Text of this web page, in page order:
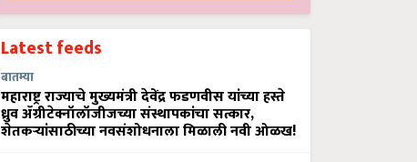
Latest feeds
बातम्या
महाराष्ट्र राज्याचे मुख्यमंत्री देवेंद्र फडणवीस यांच्या हस्ते
ध्रुव ॲग्रीटेक्नॉलॉजीजच्या संस्थापकांचा सत्कार,
शेतकऱ्यांसाठीच्या नवसंशोधनाला मिळाली नवी ओळख!